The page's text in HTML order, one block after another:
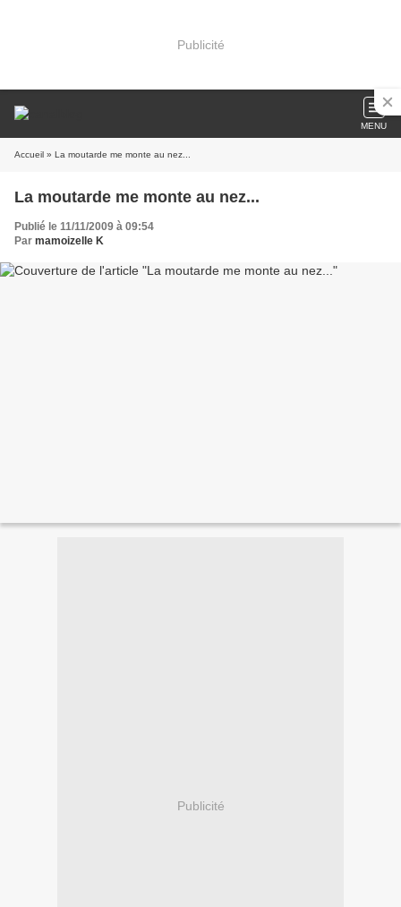
Publicité
MENU
Accueil » La moutarde me monte au nez...
La moutarde me monte au nez...
Publié le 11/11/2009 à 09:54
Par mamoizelle K
Publicité